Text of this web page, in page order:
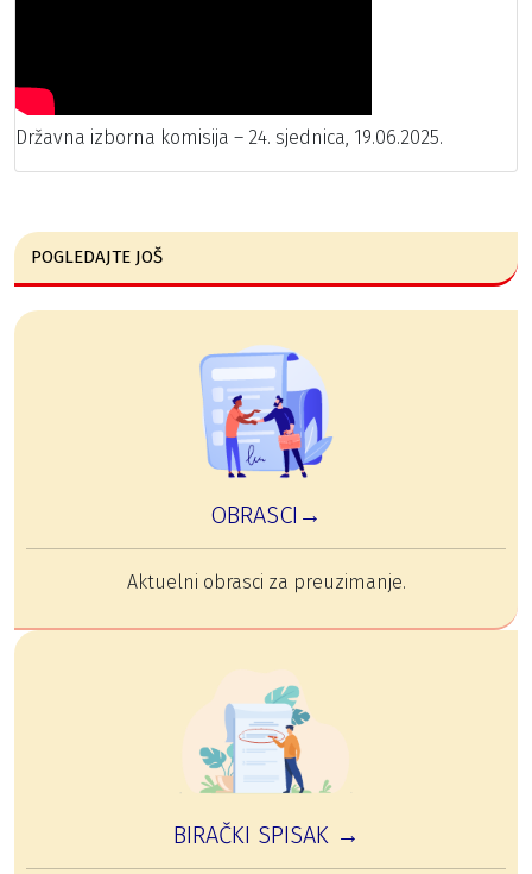
Državna izborna komisija – 24. sjednica, 19.06.2025.
POGLEDAJTE JOŠ
OBRASCI→
Aktuelni obrasci za preuzimanje.
BIRAČKI SPISAK →